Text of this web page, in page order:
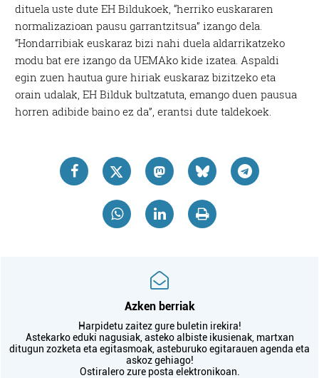
dituela uste dute EH Bildukoek, “herriko euskararen
normalizazioan pausu garrantzitsua” izango dela.
“Hondarribiak euskaraz bizi nahi duela aldarrikatzeko
modu bat ere izango da UEMAko kide izatea. Aspaldi
egin zuen hautua gure hiriak euskaraz bizitzeko eta
orain udalak, EH Bilduk bultzatuta, emango duen pausua
horren adibide baino ez da”, erantsi dute taldekoek.
Azken berriak
Harpidetu zaitez gure buletin irekira!
Astekarko eduki nagusiak, asteko albiste ikusienak, martxan
ditugun zozketa eta egitasmoak, asteburuko egitarauen agenda eta
askoz gehiago!
Ostiralero zure posta elektronikoan.